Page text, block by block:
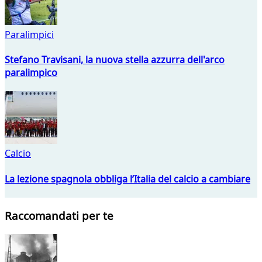
Paralimpici
Stefano Travisani, la nuova stella azzurra dell'arco
paralimpico
Calcio
La lezione spagnola obbliga l’Italia del calcio a cambiare
Raccomandati per te